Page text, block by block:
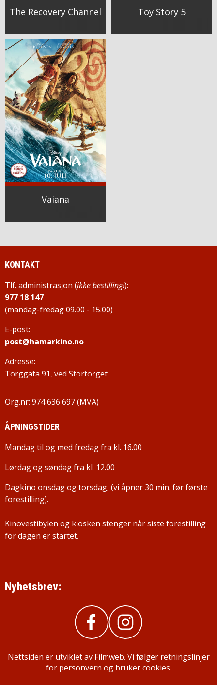
The Recovery Channel Toy Story 5
Vaiana
KONTAKT
Tlf. administrasjon (ikke bestilling!):
977 18 147
(mandag-fredag 09.00 - 15.00)
E-post:
post@hamarkino.no
Adresse:
Torggata 91, ved Stortorget
Org.nr: 974 636 697 (MVA)
ÅPNINGSTIDER
Mandag til og med fredag fra kl. 16.00
Lørdag og søndag fra kl. 12.00
Dagkino onsdag og torsdag, (vi åpner 30 min. før første
forestilling).
Kinovestibylen og kiosken stenger når siste forestilling
for dagen er startet.
Nyhetsbrev:
Nettsiden er utviklet av Filmweb. Vi følger retningslinjer
for personvern og bruker cookies.